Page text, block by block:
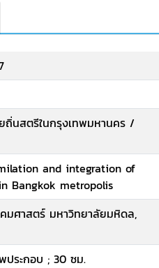
ถิ่นสตรีในกรุงเทพมหานคร /
and integration of
Bangkok metropolis
มศาสตร์ มหาวิทยาลัยมหิดล,
ระกอบ ; 30 ซม.